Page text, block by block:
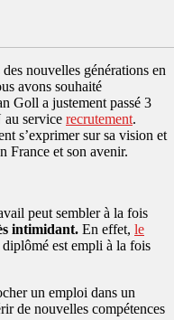
nouvelles générations en
avons souhaité
Goll a justement passé 3
service recrutement.
s’exprimer sur sa vision et
France et son avenir.
peut sembler à la fois
intimidant. En effet, le
est empli à la fois
un emploi dans un
de nouvelles compétences